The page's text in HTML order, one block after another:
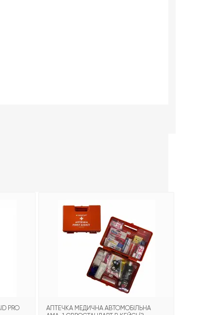
PRO
АПТЕЧКА МЕДИЧНА АВТОМОБІЛЬНА